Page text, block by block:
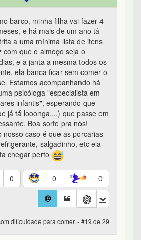
barco, minha filha vai fazer 4
e há mais de um ano tá
a uma mínima lista de itens
com que o almoço seja o
e a janta a mesma todos os
ela banca ficar sem comer o
Estamos acompanhando há
psicóloga "especialista em
infantis", esperando que
já tá looonga....) que passe em
Boa sorte pra nós!
nosso caso é que as porcarias
salgadinho, etc ela
chegar perto
0 0 0
dificuldade para comer. - #19 de 29